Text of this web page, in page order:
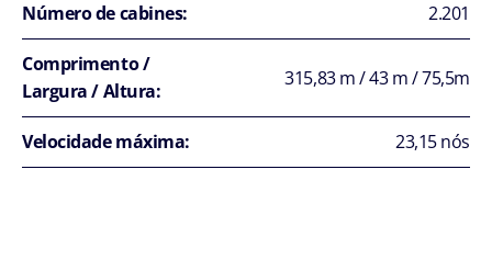
Número de cabines: 2.201
Comprimento /
Largura / Altura:
315,83 m / 43 m / 75,5m
Velocidade máxima: 23,15 nós